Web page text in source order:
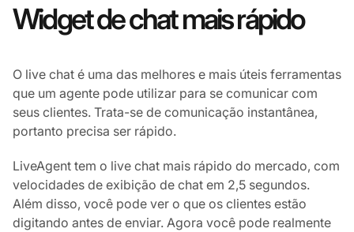
Widget de chat mais rápido
O live chat é uma das melhores e mais úteis ferramentas
que um agente pode utilizar para se comunicar com
seus clientes. Trata-se de comunicação instantânea,
portanto precisa ser rápido.
LiveAgent tem o live chat mais rápido do mercado, com
velocidades de exibição de chat em 2,5 segundos.
Além disso, você pode ver o que os clientes estão
digitando antes de enviar. Agora você pode realmente